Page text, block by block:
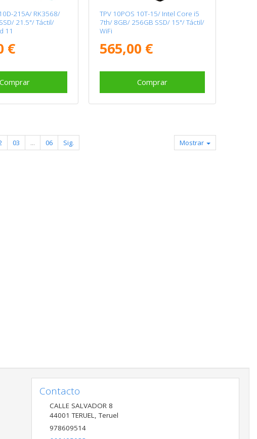
215A/ RK3568/
21.5"/ Táctil/
11
€
Comprar
TPV 10POS 10T-15/ Intel Core i5
7th/ 8GB/ 256GB SSD/ 15"/ Táctil/
WiFi
565,00 €
Comprar
03 ... 06 Sig. Mostrar
Contacto
CALLE SALVADOR 8
44001 TERUEL,Teruel
978609514